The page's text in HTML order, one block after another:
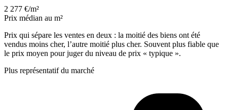
2 277 €/m²
Prix médian au m²
Prix qui sépare les ventes en deux : la moitié des biens ont été
vendus moins cher, l’autre moitié plus cher. Souvent plus fiable que
le prix moyen pour juger du niveau de prix « typique ».
Plus représentatif du marché